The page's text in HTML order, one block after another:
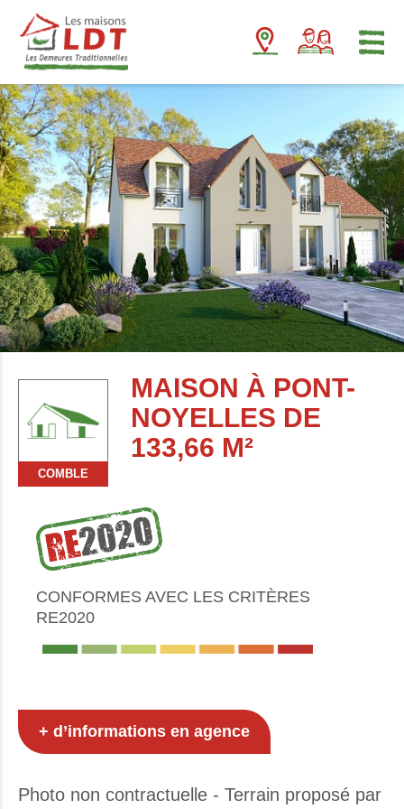
COMBLE
MAISON À PONT-
NOYELLES DE
133,66 M²
CONFORMES AVEC LES CRITÈRES
RE2020
+ d’informations en agence
Photo non contractuelle - Terrain proposé par